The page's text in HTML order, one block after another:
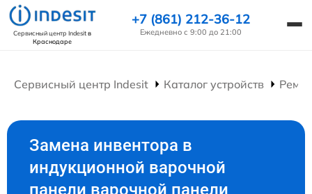
Сервисный центр Indesitв
Краснодаре
+7 (861) 212-36-12
Ежедневно с 9:00 до 21:00
Сервисный центр Indesit Каталог устройств
Замена инвентора в
индукционной варочной
панели варочной панели